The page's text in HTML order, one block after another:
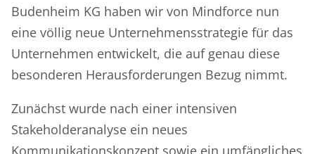
Budenheim KG haben wir von Mindforce nun
eine völlig neue Unternehmensstrategie für das
Unternehmen entwickelt, die auf genau diese
besonderen Herausforderungen Bezug nimmt.
Zunächst wurde nach einer intensiven
Stakeholderanalyse ein neues